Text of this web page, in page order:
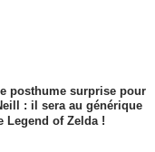
posthume surprise pour
: il sera au générique
Legend of Zelda !